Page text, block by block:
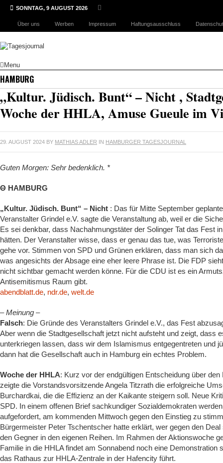
SONNTAG, 9 AUGUST 2026
Über uns Werben Impressum Haftungsausschluss
Menu
HAMBURG
„Kultur. Jüdisch. Bunt“ – Nicht ,
Woche der HHLA, Amuse Gueule im
29. AUGUST 2024 BY MATHIAS ADLER IN HAMBURGER TAGESJOURNAL
Guten Morgen: Sehr bedenklich. *
Θ HAMBURG
„Kultur. Jüdisch. Bunt“ – Nicht : Das für Mitte September
Veranstalter Grindel e.V. sagte die Veranstaltung ab, weil er die
Es sei denkbar, dass Nachahmungstäter der Solinger Tat das Fest
hätten. Der Veranstalter wisse, dass er genau das tue, was
gehe vor. Stimmen von SPD und Grünen erklären, dass man sich
was angesichts der Absage eine eher leere Phrase ist. Die FDP
nicht sichtbar gemacht werden könne. Für die CDU ist es ein
Antisemitismus Raum gibt.
abendblatt.de, ndr.de, welt.de
– Meinung –
Falsch: Die Gründe des Veranstalters Grindel e.V., das Fest
Aber wenn die Stadtgesellschaft jetzt nicht aufsteht und zeigt, dass
unterkriegen lassen, dass wir dem Islamismus entgegentreten und
dann hat die Gesellschaft auch in Hamburg ein echtes Problem.
Woche der HHLA: Kurz vor der endgültigen Entscheidung über
zeigte die Vorstandsvorsitzende Angela Titzrath die erfolgreiche
Burchardkai, die die Effizienz an der Kaikante steigern soll. Neue
SPD. In einem offenen Brief sachkundiger Sozialdemokraten
aufgefordert, am kommenden Mittwoch gegen den Einstieg zu
Bürgermeister Peter Tschentscher hatte erklärt, wer gegen den
den Gegner in den eigenen Reihen. Im Rahmen der Aktionswoche
Familie in die HHLA findet am Sonnabend noch eine Demonstration
das Rathaus zur HHLA-Zentrale in der Hafencity führt.